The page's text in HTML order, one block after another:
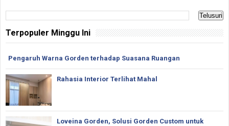
Terpopuler Minggu Ini
Pengaruh Warna Gorden terhadap Suasana Ruangan
Rahasia Interior Terlihat Mahal
Loveina Gorden, Solusi Gorden Custom untuk